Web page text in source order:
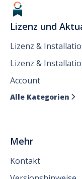
Lizenz und
Lizenz &
Lizenz &
Account
Alle Kategorien 
Mehr
Kontakt